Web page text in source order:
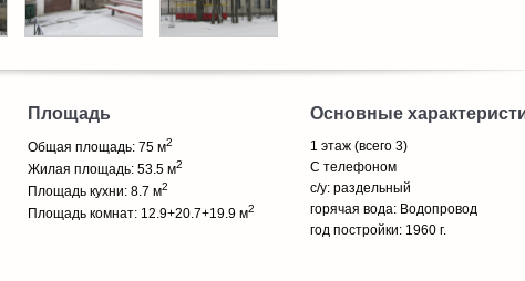
Площадь
Общая площадь: 75 м2
Жилая площадь: 53.5 м2
Площадь кухни: 8.7 м2
Площадь комнат: 12.9+20.7+19.9 м2
Основные
1 этаж (всего 3)
С телефоном
с/у: раздельный
горячая вода: Водопровод
год постройки: 1960 г.